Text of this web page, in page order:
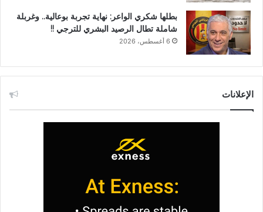
بطلها شكري الواعر: نهاية تجربة بوعالية.. وغربلة
شاملة تطال الرصيد البشري للترجي !!
6 أغسطس، 2026
الإعلانات